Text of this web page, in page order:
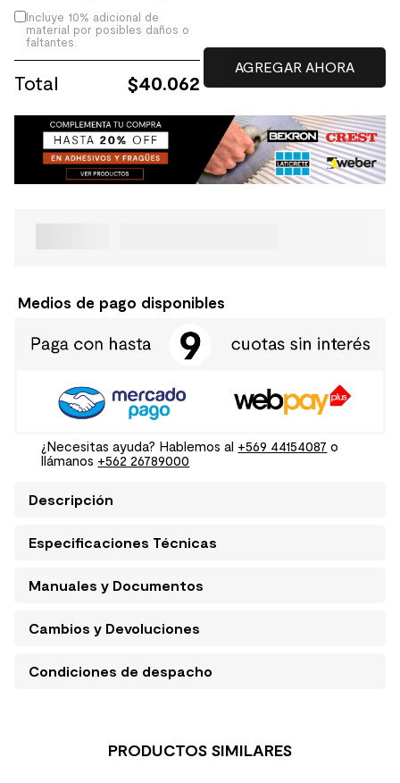
Incluye 10% adicional de
material por posibles daños o
faltantes.
Total $40.062
Medios de pago disponibles
¿Necesitas ayuda? Hablemos al +569 44154087 o
llámanos +562 26789000
Descripción
Especificaciones Técnicas
Manuales y Documentos
Cambios y Devoluciones
Condiciones de despacho
PRODUCTOS SIMILARES